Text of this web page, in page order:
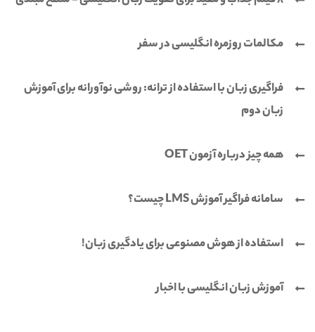
مکالمات روزمره انگلیسی در سفر
فراگیری زبان با استفاده از ترانه: روشی نوآورانه برای آموزش
زبان دوم
همه چیز درباره آزمون OET
سامانه فراگیر آموزش LMS چیست؟
استفاده از هوش مصنوعی برای یادگیری زبان!
آموزش زبان انگلیسی با اخبار